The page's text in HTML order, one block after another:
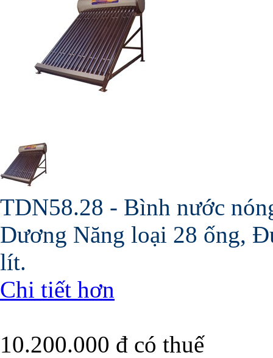
TDN58.28 - Bình nước
Dương Năng loại 28 ống,
lít.
Chi tiết hơn
10.200.000 đ có thuế